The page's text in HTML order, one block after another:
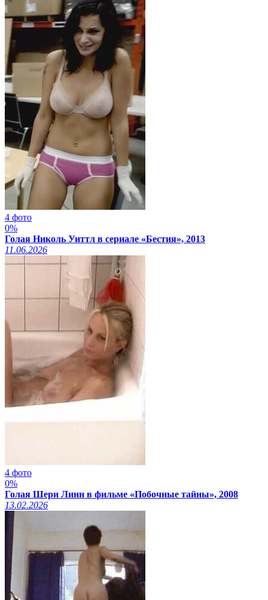
4 фото
0%
Голая Николь Уиттл в сериале «Бестия», 2013
11.06.2026
4 фото
0%
Голая Шери Линн в фильме «Побочные тайны», 2008
13.02.2026